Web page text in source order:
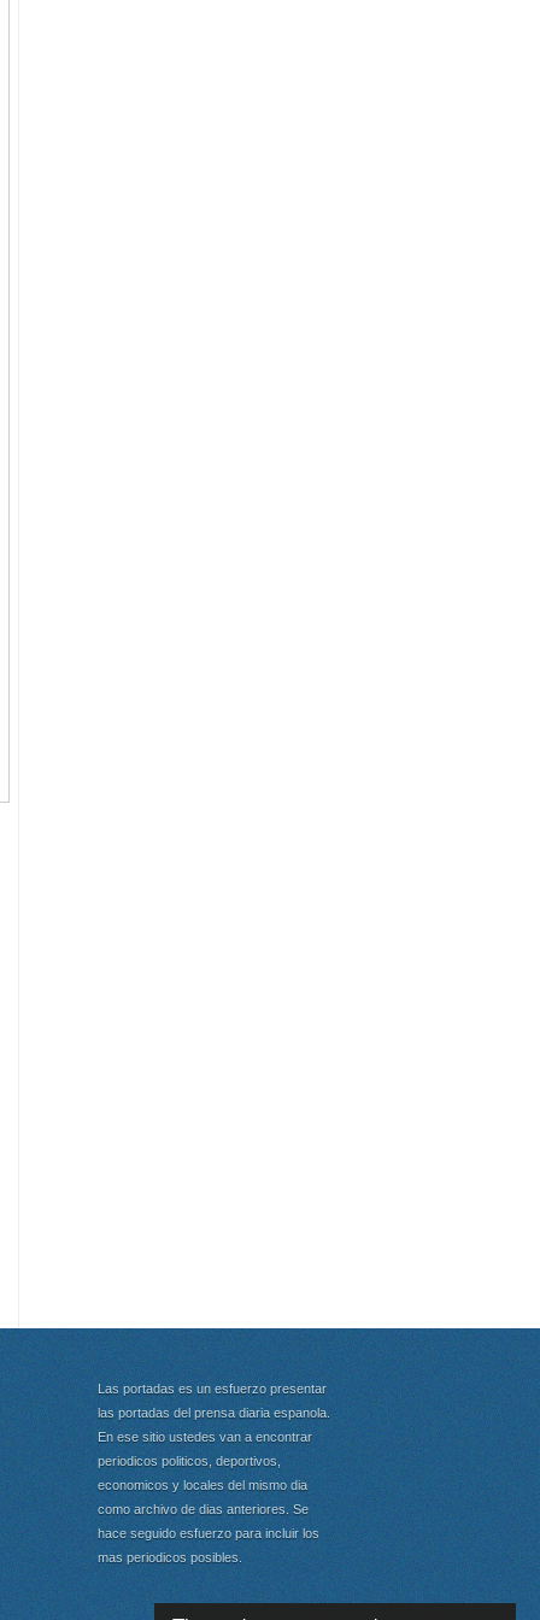
Las portadas es un esfuerzo presentar
las portadas del prensa diaria espanola.
En ese sitio ustedes van a encontrar
periodicos politicos, deportivos,
economicos y locales del mismo dia
como archivo de dias anteriores. Se
hace seguido esfuerzo para incluir los
mas periodicos posibles.